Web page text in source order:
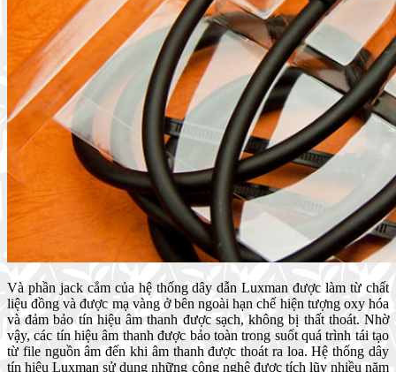
Và phần jack cắm của hệ thống dây dẫn Luxman được làm từ chất
liệu đồng và được mạ vàng ở bên ngoài hạn chế hiện tượng oxy hóa
và đảm bảo tín hiệu âm thanh được sạch, không bị thất thoát. Nhờ
vậy, các tín hiệu âm thanh được bảo toàn trong suốt quá trình tái tạo
từ file nguồn âm đến khi âm thanh được thoát ra loa. Hệ thống dây
tín hiệu Luxman sử dụng những công nghệ được tích lũy nhiều năm